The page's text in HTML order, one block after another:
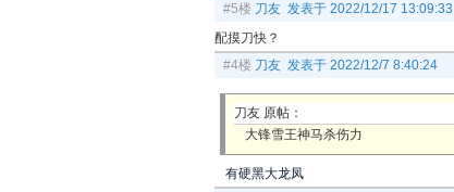
#5楼 刀友 发表于 2022/12/17 13:09:33
配摸刀快？
#4楼 刀友 发表于 2022/12/7 8:40:24
刀友 原帖：
大锋雪王神马杀伤力
有硬黑大龙凤